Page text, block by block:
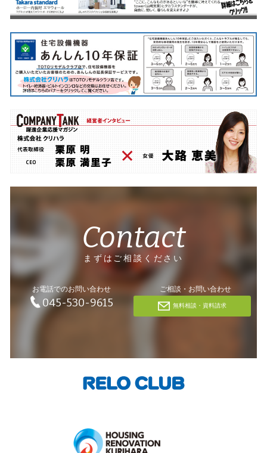
Contact
まずはご相談ください
お電話でのお問い合わせ
045-530-9615
ご相談・お問い合わせ
無料相談・資料請求